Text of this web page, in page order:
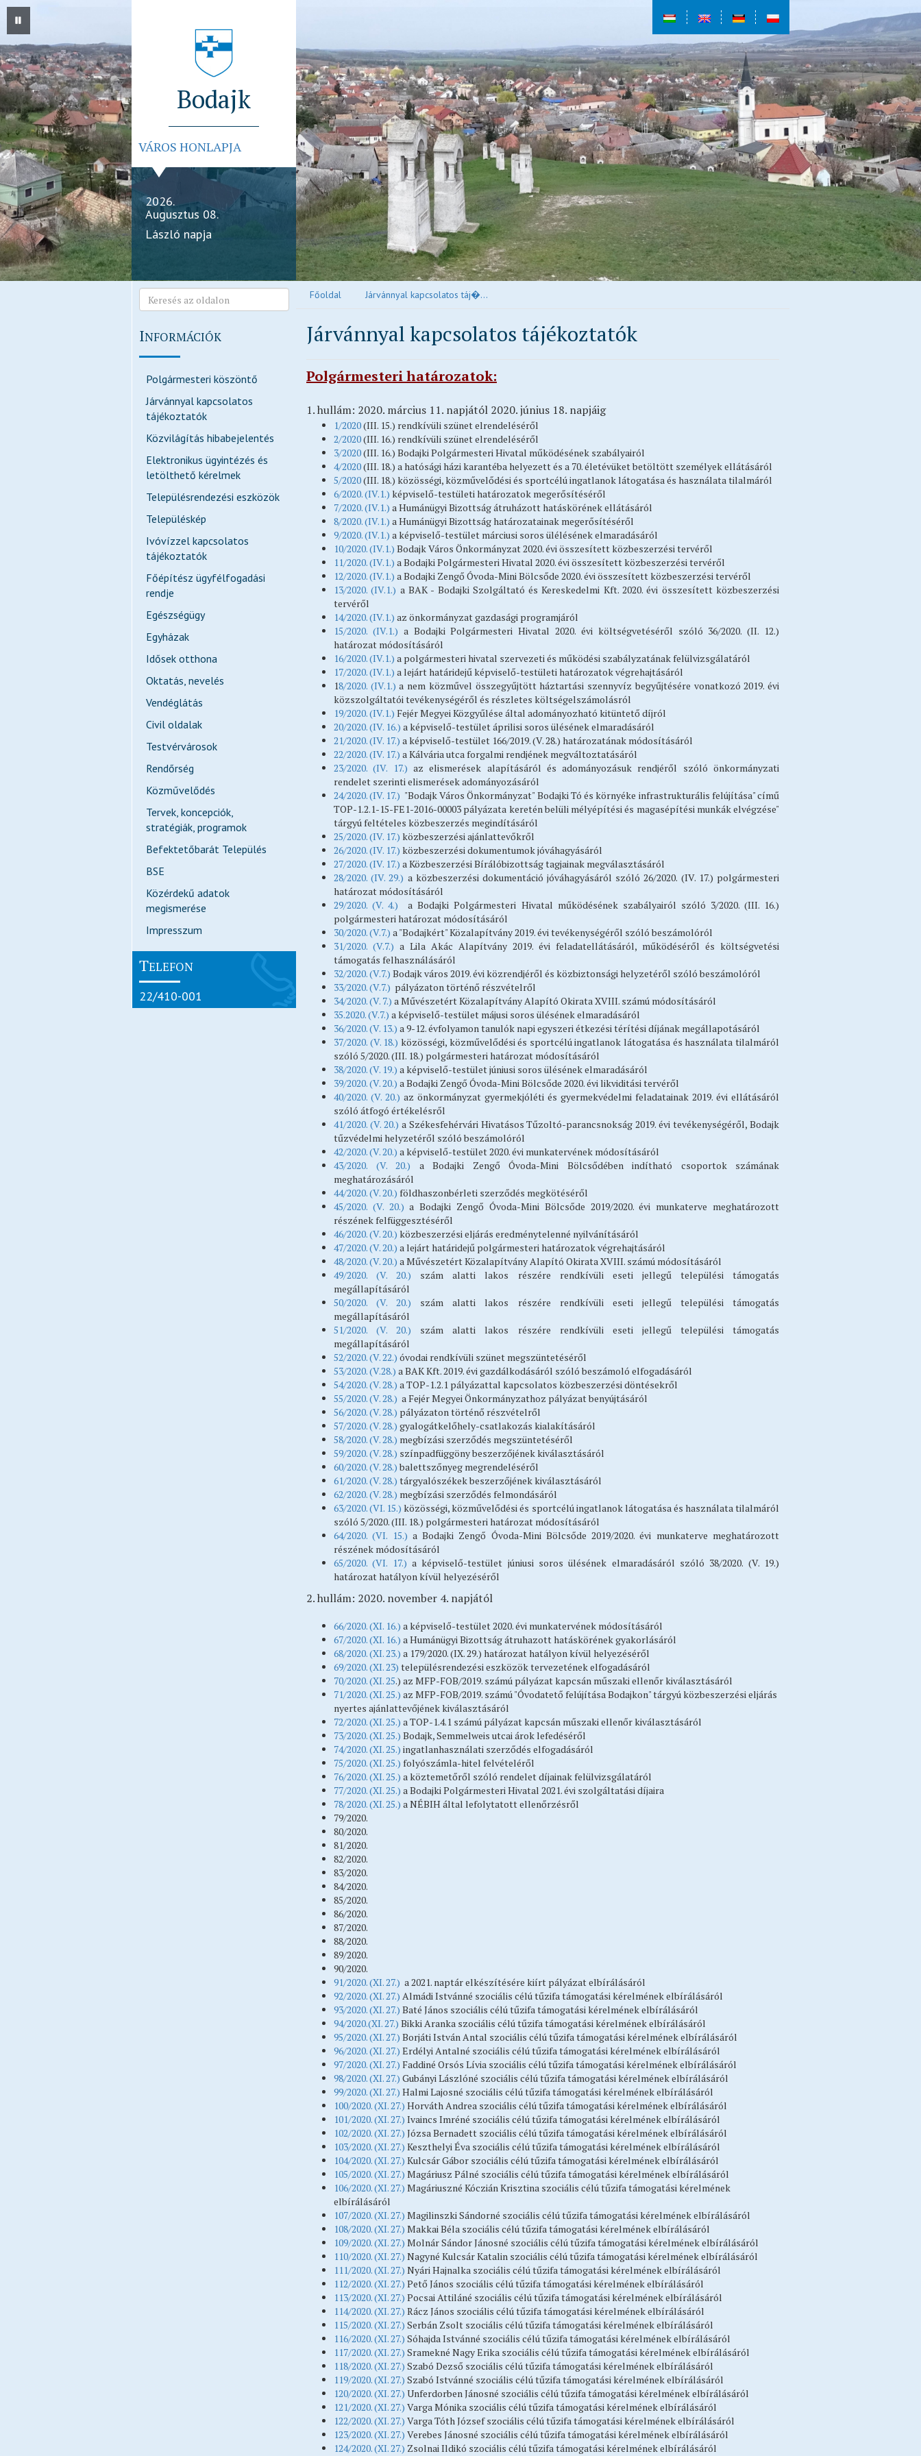
Bodajk
VÁROS HONLAPJA
2026.
Augusztus 08.
László napja
INFORMÁCIÓK
Polgármesteri köszöntő
Járvánnyal kapcsolatos
tájékoztatók
Közvilágítás hibabejelentés
Elektronikus ügyintézés és
letölthető kérelmek
Településrendezési eszközök
Településkép
Ivóvízzel kapcsolatos
tájékoztatók
Főépítész ügyfélfogadási
rendje
Egészségügy
Egyházak
Idősek otthona
Oktatás, nevelés
Vendéglátás
Civil oldalak
Testvérvárosok
Rendőrség
Közművelődés
Tervek, koncepciók,
stratégiák, programok
Befektetőbarát Település
BSE
Közérdekű adatok
megismerése
Impresszum
TELEFON
22/410-001
Főoldal Járvánnyal kapcsolatos táj�...
Járvánnyal kapcsolatos tájékoztatók
Polgármesteri határozatok:
1. hullám: 2020. március 11. napjától 2020. június 18. napjáig
1/2020(III. 15.) rendkívüli szünet elrendeléséről
2/2020(III. 16.) rendkívüli szünet elrendeléséről
3/2020(III. 16.) Bodajki Polgármesteri Hivatal működésének szabályairól
4/2020(III. 18.) a hatósági házi karantéba helyezett és a 70. életévüket betöltött személyek ellátásáról
5/2020(III. 18.) közösségi, közművelődési és sportcélú ingatlanok látogatása és használata tilalmáról
6/2020. (IV.1.) képviselő-testületi határozatok megerősítéséről
7/2020. (IV.1.) a Humánügyi Bizottság átruházott hatáskörének ellátásáról
8/2020. (IV.1.) a Humánügyi Bizottság határozatainak megerősítéséről
9/2020. (IV.1.) a képviselő-testület márciusi soros ülélésének elmaradásáról
10/2020. (IV.1.) Bodajk Város Önkormányzat 2020. évi összesített közbeszerzési tervéről
11/2020. (IV.1.) a Bodajki Polgármesteri Hivatal 2020. évi összesített közbeszerzési tervéről
12/2020. (IV.1.) a Bodajki Zengő Óvoda-Mini Bölcsőde 2020. évi összesített közbeszerzési tervéről
13/2020. (IV.1.) a BAK - Bodajki Szolgáltató és Kereskedelmi Kft. 2020. évi összesített közbeszerzési
tervéről
14/2020. (IV.1.) az önkormányzat gazdasági programjáról
15/2020. (IV.1.) a Bodajki Polgármesteri Hivatal 2020. évi költségvetéséről szóló 36/2020. (II. 12.)
határozat módosításáról
16/2020. (IV.1.) a polgármesteri hivatal szervezeti és működési szabályzatának felülvizsgálatáról
17/2020. (IV.1.) a lejárt határidejű képviselő-testületi határozatok végrehajtásáról
18/2020. (IV.1.) a nem közművel összegyűjtött háztartási szennyvíz begyűjtésére vonatkozó 2019. évi
közszolgáltatói tevékenységéről és részletes költségelszámolásról
19/2020. (IV.1.) Fejér Megyei Közgyűlése által adományozható kitüntető díjról
20/2020. (IV. 16.) a képviselő-testület áprilisi soros ülésének elmaradásáról
21/2020. (IV. 17.) a képviselő-testület 166/2019. (V. 28.) határozatának módosításáról
22/2020. (IV. 17.) a Kálvária utca forgalmi rendjének megváltoztatásáról
23/2020. (IV. 17.) az elismerések alapításáról és adományozásuk rendjéről szóló önkormányzati
rendelet szerinti elismerések adományozásáról
24/2020. (IV. 17.) "Bodajk Város Önkormányzat" Bodajki Tó és környéke infrastrukturális felújítása" című
TOP-1.2.1-15-FE1-2016-00003 pályázata keretén belüli mélyépítési és magasépítési munkák elvégzése"
tárgyú feltételes közbeszerzés megindításáról
25/2020. (IV. 17.) közbeszerzési ajánlattevőkről
26/2020. (IV. 17.) közbeszerzési dokumentumok jóváhagyásáról
27/2020. (IV. 17.) a Közbeszerzési Bírálóbizottság tagjainak megválasztásáról
28/2020. (IV. 29.) a közbeszerzési dokumentáció jóváhagyásáról szóló 26/2020. (IV. 17.) polgármesteri
határozat módosításáról
29/2020. (V. 4.)
a Bodajki Polgármesteri Hivatal működésének szabályairól szóló 3/2020. (III. 16.)
polgármesteri határozat módosításáról
30/2020. (V.7.) a "Bodajkért" Közalapítvány 2019. évi tevékenységéről szóló beszámolóról
31/2020. (V.7.) a Lila Akác Alapítvány 2019. évi feladatellátásáról, működéséről és költségvetési
támogatás felhasználásáról
32/2020. (V.7.) Bodajk város 2019. évi közrendjéről és közbiztonsági helyzetéről szóló beszámolóról
33/2020. (V.7.) pályázaton történő részvételről
34/2020. (V. 7.) a Művészetért Közalapítvány Alapító Okirata XVIII. számú módosításáról
35.2020. (V.7.) a képviselő-testület májusi soros ülésének elmaradásáról
36/2020. (V. 13.) a 9-12. évfolyamon tanulók napi egyszeri étkezési térítési díjának megállapotásáról
37/2020. (V. 18.) közösségi, közművelődési és sportcélú ingatlanok látogatása és használata tilalmáról
szóló 5/2020. (III. 18.) polgármesteri határozat módosításáról
38/2020. (V. 19.) a képviselő-testület júniusi soros ülésének elmaradásáról
39/2020. (V. 20.) a Bodajki Zengő Óvoda-Mini Bölcsőde 2020. évi likviditási tervéről
40/2020. (V. 20.) az önkormányzat gyermekjóléti és gyermekvédelmi feladatainak 2019. évi ellátásáról
szóló átfogó értékelésről
41/2020. (V. 20.) a Székesfehérvári Hivatásos Tűzoltó-parancsnokság 2019. évi tevékenységéről, Bodajk
tűzvédelmi helyzetéről szóló beszámolóról
42/2020. (V. 20.) a képviselő-testület 2020. évi munkatervének módosításáról
43/2020. (V. 20.) a Bodajki Zengő Óvoda-Mini Bölcsődében indítható csoportok számának
meghatározásáról
44/2020. (V. 20.) földhaszonbérleti szerződés megkötéséről
45/2020. (V. 20.) a Bodajki Zengő Óvoda-Mini Bölcsőde 2019/2020. évi munkaterve meghatározott
részének felfüggesztéséről
46/2020. (V. 20.) közbeszerzési eljárás eredménytelenné nyilvánításáról
47/2020. (V. 20.) a lejárt határidejű polgármesteri határozatok végrehajtásáról
48/2020. (V. 20.) a Művészetért Közalapítvány Alapító Okirata XVIII. számú módosításáról
49/2020. (V. 20.) szám alatti lakos részére rendkívüli eseti jellegű települési támogatás
megállapításáról
50/2020. (V. 20.) szám alatti lakos részére rendkívüli eseti jellegű települési támogatás
megállapításáról
51/2020. (V. 20.) szám alatti lakos részére rendkívüli eseti jellegű települési támogatás
megállapításáról
52/2020. (V. 22.) óvodai rendkívüli szünet megszüntetéséről
53/2020. (V.28.) a BAK Kft. 2019. évi gazdálkodásáról szóló beszámoló elfogadásáról
54/2020. (V. 28.) a TOP-1.2.1 pályázattal kapcsolatos közbeszerzési döntésekről
55/2020. (V. 28.) a Fejér Megyei Önkormányzathoz pályázat benyújtásáról
56/2020. (V. 28.) pályázaton történő részvételről
57/2020. (V. 28.) gyalogátkelőhely-csatlakozás kialakításáról
58/2020. (V. 28.) megbízási szerződés megszüntetéséről
59/2020. (V. 28.) színpadfüggöny beszerzőjének kiválasztásáról
60/2020. (V. 28.)balettszőnyeg megrendeléséről
61/2020. (V. 28.) tárgyalószékek beszerzőjének kiválasztásáról
62/2020. (V. 28.) megbízási szerződés felmondásáról
63/2020. (VI. 15.) közösségi, közművelődési és sportcélú ingatlanok látogatása és használata tilalmáról
szóló 5/2020. (III. 18.) polgármesteri határozat módosításáról
64/2020. (VI. 15.) a Bodajki Zengő Óvoda-Mini Bölcsőde 2019/2020. évi munkaterve meghatározott
részének módosításáról
65/2020. (VI. 17.) a képviselő-testület júniusi soros ülésének elmaradásáról szóló 38/2020. (V. 19.)
határozat hatályon kívül helyezéséről
2. hullám: 2020. november 4. napjától
66/2020. (XI. 16.) a képviselő-testület 2020. évi munkatervének módosításáról
67/2020. (XI. 16.) a Humánügyi Bizottság átruhazott hatáskörének gyakorlásáról
68/2020. (XI. 23.) a 179/2020. (IX. 29.) határozat hatályon kívül helyezéséről
69/2020. (XI. 23) településrendezési eszközök tervezetének elfogadásáról
70/2020. (XI. 25.) az MFP-FOB/2019. számú pályázat kapcsán műszaki ellenőr kiválasztásáról
71/2020. (XI. 25.) az MFP-FOB/2019. számú "Óvodatető felújítása Bodajkon" tárgyú közbeszerzési eljárás
nyertes ajánlattevőjének kiválasztásáról
72/2020. (XI. 25.) a TOP-1.4.1 számú pályázat kapcsán műszaki ellenőr kiválasztásáról
73/2020. (XI. 25.) Bodajk, Semmelweis utcai árok lefedéséről
74/2020. (XI. 25.) ingatlanhasználati szerződés elfogadásáról
75/2020. (XI. 25.) folyószámla-hitel felvételéről
76/2020. (XI. 25.) a köztemetőről szóló rendelet díjainak felülvizsgálatáról
77/2020. (XI. 25.) a Bodajki Polgármesteri Hivatal 2021. évi szolgáltatási díjaira
78/2020. (XI. 25.) a NÉBIH által lefolytatott ellenőrzésről
79/2020.
80/2020.
81/2020.
82/2020.
83/2020.
84/2020.
85/2020.
86/2020.
87/2020.
88/2020.
89/2020.
90/2020.
91/2020. (XI. 27.) a 2021. naptár elkészítésére kiírt pályázat elbírálásáról
92/2020. (XI. 27.) Almádi Istvánné szociális célú tűzifa támogatási kérelmének elbírálásáról
93/2020. (XI. 27.) Baté János szociális célú tűzifa támogatási kérelmének elbírálásáról
94/2020.(XI. 27.) Bikki Aranka szociális célú tűzifa támogatási kérelmének elbírálásáról
95/2020. (XI. 27.) Borjáti István Antal szociális célú tűzifa támogatási kérelmének elbírálásáról
96/2020. (XI. 27.) Erdélyi Antalné szociális célú tűzifa támogatási kérelmének elbírálásáról
97/2020. (XI. 27.) Faddiné Orsós Lívia szociális célú tűzifa támogatási kérelmének elbírálásáról
98/2020. (XI. 27.) Gubányi Lászlóné szociális célú tűzifa támogatási kérelmének elbírálásáról
99/2020. (XI. 27.) Halmi Lajosné szociális célú tűzifa támogatási kérelmének elbírálásáról
100/2020. (XI. 27.) Horváth Andrea szociális célú tűzifa támogatási kérelmének elbírálásáról
101/2020. (XI. 27.) Ivaincs Imréné szociális célú tűzifa támogatási kérelmének elbírálásáról
102/2020. (XI. 27.) Józsa Bernadett szociális célú tűzifa támogatási kérelmének elbírálásáról
103/2020. (XI. 27.) Keszthelyi Éva szociális célú tűzifa támogatási kérelmének elbírálásáról
104/2020. (XI. 27.) Kulcsár Gábor szociális célú tűzifa támogatási kérelmének elbírálásáról
105/2020. (XI. 27.) Magáriusz Pálné szociális célú tűzifa támogatási kérelmének elbírálásáról
106/2020. (XI. 27.) Magáriuszné Kóczián Krisztina szociális célú tűzifa támogatási kérelmének
elbírálásáról
107/2020. (XI. 27.) Magilinszki Sándorné szociális célú tűzifa támogatási kérelmének elbírálásáról
108/2020. (XI. 27.) Makkai Béla szociális célú tűzifa támogatási kérelmének elbírálásáról
109/2020. (XI. 27.) Molnár Sándor Jánosné szociális célú tűzifa támogatási kérelmének elbírálásáról
110/2020. (XI. 27.) Nagyné Kulcsár Katalin szociális célú tűzifa támogatási kérelmének elbírálásáról
111/2020. (XI. 27.) Nyári Hajnalka szociális célú tűzifa támogatási kérelmének elbírálásáról
112/2020. (XI. 27.) Pető János szociális célú tűzifa támogatási kérelmének elbírálásáról
113/2020. (XI. 27.) Pocsai Attiláné szociális célú tűzifa támogatási kérelmének elbírálásáról
114/2020. (XI. 27.) Rácz János szociális célú tűzifa támogatási kérelmének elbírálásáról
115/2020. (XI. 27.) Serbán Zsolt szociális célú tűzifa támogatási kérelmének elbírálásáról
116/2020. (XI. 27.) Sóhajda Istvánné szociális célú tűzifa támogatási kérelmének elbírálásáról
117/2020. (XI. 27.) Sramekné Nagy Erika szociális célú tűzifa támogatási kérelmének elbírálásáról
118/2020. (XI. 27.) Szabó Dezső szociális célú tűzifa támogatási kérelmének elbírálásáról
119/2020. (XI. 27.) Szabó Istvánné szociális célú tűzifa támogatási kérelmének elbírálásáról
120/2020. (XI. 27.) Unferdorben Jánosné szociális célú tűzifa támogatási kérelmének elbírálásáról
121/2020. (XI. 27.) Varga Mónika szociális célú tűzifa támogatási kérelmének elbírálásáról
122/2020. (XI. 27.) Varga Tóth József szociális célú tűzifa támogatási kérelmének elbírálásáról
123/2020. (XI. 27.) Verebes Jánosné szociális célú tűzifa támogatási kérelmének elbírálásáról
124/2020. (XI. 27.) Zsolnai Ildikó szociális célú tűzifa támogatási kérelmének elbírálásáról